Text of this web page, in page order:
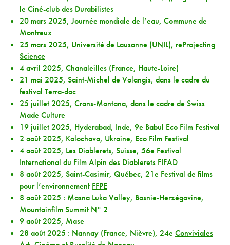
le Ciné-club des Durabilistes
20 mars 2025, Journée mondiale de l’eau, Commune de
Montreux
25 mars 2025, Université de Lausanne (UNIL), reProjecting
Science
4 avril 2025, Chanaleilles (France, Haute-Loire)
21 mai 2025, Saint-Michel de Volangis, dans le cadre du
festival Terra-doc
25 juillet 2025, Crans-Montana, dans le cadre de Swiss
Made Culture
19 juillet 2025, Hyderabad, Inde, 9e Babul Eco Film Festival
2 août 2025, Kolochava, Ukraine, Eco Film Festival
4 août 2025, Les Diablerets, Suisse, 56e Festival
International du Film Alpin des Diablerets FIFAD
8 août 2025, Saint-Casimir, Québec, 21e Festival de films
pour l’environnement FFPE
8 août 2025 : Masna Luka Valley, Bosnie-Herzégovine,
Mountainfilm Summit N° 2
9 août 2025, Mase
28 août 2025 : Nannay (France, Nièvre), 24e Conviviales